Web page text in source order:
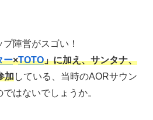
陣営がスゴい！
ー×TOTO」に加え、サンタナ、
加している、当時のAORサウン
はないでしょうか。